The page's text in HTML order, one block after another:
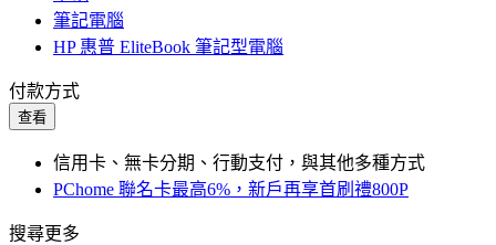
筆記電腦
HP 惠普 EliteBook 筆記型電腦
付款方式
查看
信用卡、無卡分期、行動支付，與其他多種方式
PChome 聯名卡最高6%，新戶再享首刷禮800P
搜尋更多